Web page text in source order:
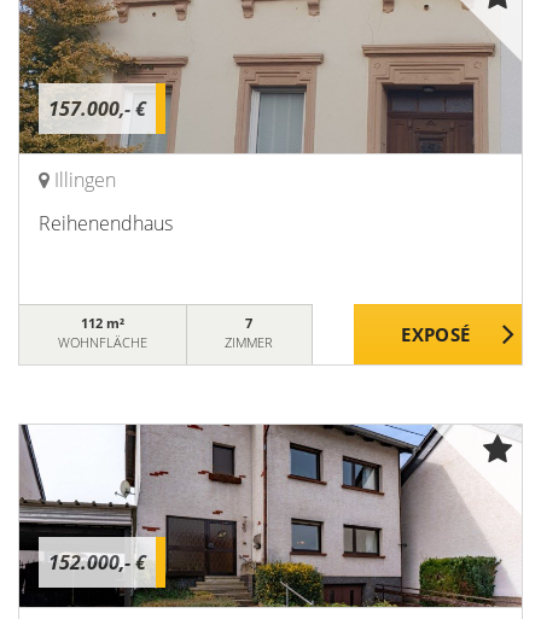
157.000,- €
Illingen
Reihenendhaus
112 m²
WOHNFLÄCHE
7
ZIMMER
152.000,- €